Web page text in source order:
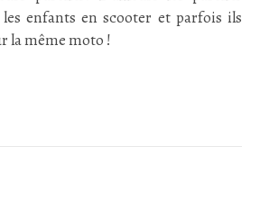
enfants en scooter et parfois ils
la même moto !